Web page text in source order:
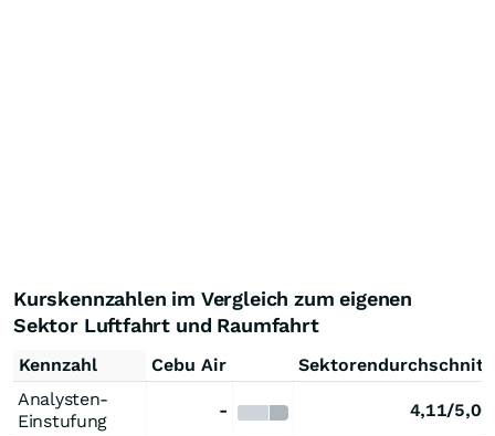
Kurskennzahlen im Vergleich zum eigenen
Sektor Luftfahrt und Raumfahrt
Kennzahl Cebu Air
Sektorendurchschnitt
Analysten-
Einstufung
- 4,11/5,00